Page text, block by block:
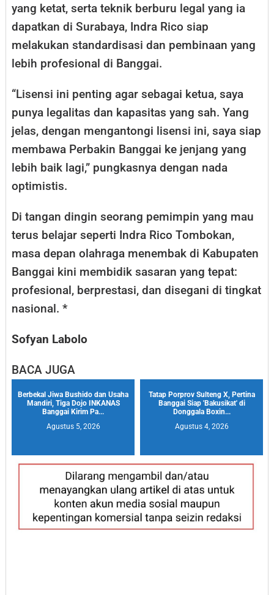
yang ketat, serta teknik berburu legal yang ia
dapatkan di Surabaya, Indra Rico siap
melakukan standardisasi dan pembinaan yang
lebih profesional di Banggai.
“Lisensi ini penting agar sebagai ketua, saya
punya legalitas dan kapasitas yang sah. Yang
jelas, dengan mengantongi lisensi ini, saya siap
membawa Perbakin Banggai ke jenjang yang
lebih baik lagi,” pungkasnya dengan nada
optimistis.
Di tangan dingin seorang pemimpin yang mau
terus belajar seperti Indra Rico Tombokan,
masa depan olahraga menembak di Kabupaten
Banggai kini membidik sasaran yang tepat:
profesional, berprestasi, dan disegani di tingkat
nasional. *
Sofyan Labolo
BACA JUGA
Berbekal Jiwa Bushido dan Usaha
Mandiri, Tiga Dojo INKANAS
Banggai Kirim Pa...
Agustus 5, 2026
Tatap Porprov Sulteng X, Pertina
Banggai Siap 'Bakusikat' di
Donggala Boxin...
Agustus 4, 2026